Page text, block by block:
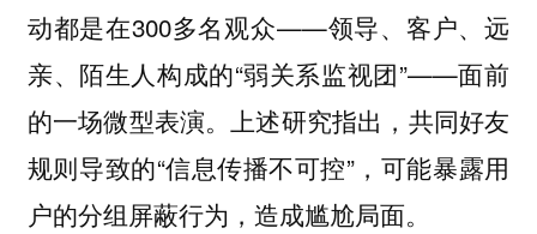
动都是在300多名观众——领导、客户、远
亲、陌生人构成的“弱关系监视团”——面前
的一场微型表演。上述研究指出，共同好友
规则导致的“信息传播不可控”，可能暴露用
户的分组屏蔽行为，造成尴尬局面。